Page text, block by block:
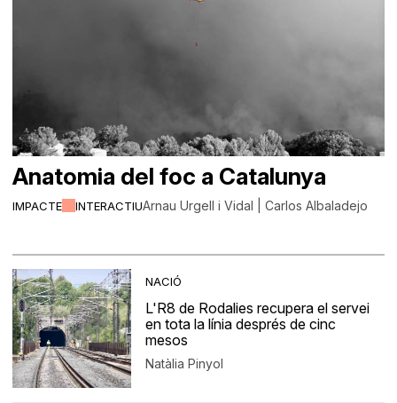
IMPACTE INTERACTIU
Anatomia del foc a Catalunya
Arnau Urgell i Vidal | Carlos Albaladejo
NACIÓ
L'R8 de Rodalies recupera el servei
en tota la línia després de cinc
mesos
Natàlia Pinyol